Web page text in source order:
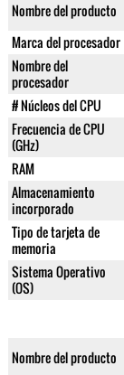
Nombre del producto
Marca del procesador
Nombre del
procesador
# Núcleos del CPU
Frecuencia de CPU
(GHz)
RAM
Almacenamiento
incorporado
Tipo de tarjeta de
memoria
Sistema Operativo
(OS)
Nombre del producto